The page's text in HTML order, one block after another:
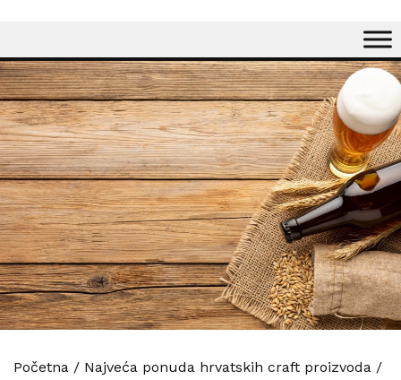
Početna / Najveća ponuda hrvatskih craft proizvoda /